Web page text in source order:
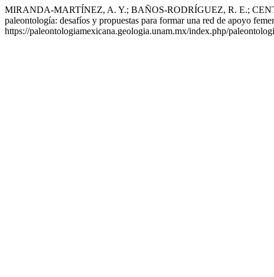
MIRANDA-MARTÍNEZ, A. Y.; BAÑOS-RODRÍGUEZ, R. E.;
paleontología: desafíos y propuestas para formar una red de apoyo
https://paleontologiamexicana.geologia.unam.mx/index.php/